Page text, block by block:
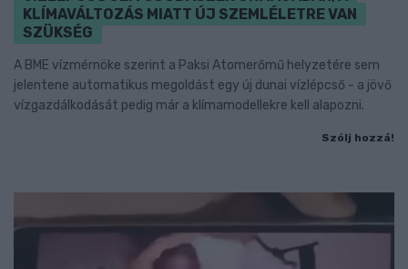
KLÍMAVÁLTOZÁS MIATT ÚJ SZEMLÉLETRE VAN
SZÜKSÉG
A BME vízmérnöke szerint a Paksi Atomerőmű helyzetére sem
jelentene automatikus megoldást egy új dunai vízlépcső - a jövő
vízgazdálkodását pedig már a klímamodellekre kell alapozni.
Szólj hozzá!